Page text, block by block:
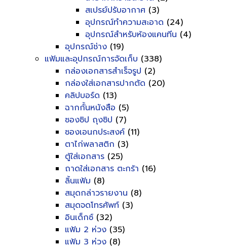
สเปรย์ปรับอากาศ (3)
อุปกรณ์ทำความสะอาด (24)
อุปกรณ์สำหรับห้องแคนทีน (4)
อุปกรณ์ช่าง (19)
แฟ้มและอุปกรณ์การจัดเก็บ (338)
กล่องเอกสารสำเร็จรูป (2)
กล่องใส่เอกสารปากตัด (20)
คลิปบอร์ด (13)
ฉากกั้นหนังสือ (5)
ซองซิป ถุงซิป (7)
ซองเอนกประสงค์ (11)
ตาไก่พลาสติก (3)
ตู้ใส่เอกสาร (25)
ถาดใส่เอกสาร ตะกร้า (16)
ลิ้นแฟ้ม (8)
สมุดกล่าวรายงาน (8)
สมุดจดโทรศัพท์ (3)
อินเด็กซ์ (32)
แฟ้ม 2 ห่วง (35)
แฟ้ม 3 ห่วง (8)